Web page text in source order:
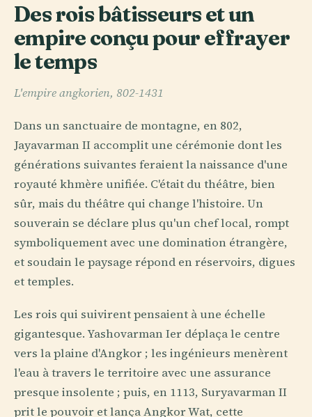
Des rois bâtisseurs et un
empire conçu pour effrayer
le temps
L'empire angkorien, 802-1431
Dans un sanctuaire de montagne, en 802,
Jayavarman II accomplit une cérémonie dont les
générations suivantes feraient la naissance d'une
royauté khmère unifiée. C'était du théâtre, bien
sûr, mais du théâtre qui change l'histoire. Un
souverain se déclare plus qu'un chef local, rompt
symboliquement avec une domination étrangère,
et soudain le paysage répond en réservoirs, digues
et temples.
Les rois qui suivirent pensaient à une échelle
gigantesque. Yashovarman Ier déplaça le centre
vers la plaine d'Angkor ; les ingénieurs menèrent
l'eau à travers le territoire avec une assurance
presque insolente ; puis, en 1113, Suryavarman II
prit le pouvoir et lança Angkor Wat, cette